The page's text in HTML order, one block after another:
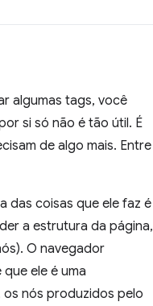
algumas tags, você
si só não é tão útil. É
de algo mais. Entre
das coisas que ele faz é
a estrutura da página,
O navegador
ele é uma
nós produzidos pelo